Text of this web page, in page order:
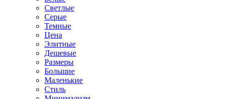
Светлые
Серые
Темные
Цена
Элитные
Дешевые
Размеры
Большие
Маленькие
Стиль